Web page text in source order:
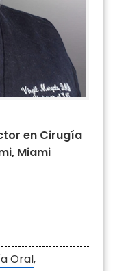
en Cirugía
Miami
Oral,